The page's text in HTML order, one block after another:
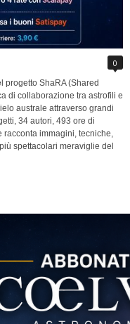
0
progetto ShaRA (Shared
di collaborazione tra astrofili e
australe attraverso grandi
34 autori, 493 ore di
immagini, tecniche,
spettacolari meraviglie del